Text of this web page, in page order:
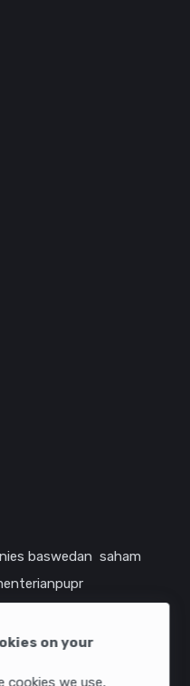
on your
baswedan saham
amerika serikat